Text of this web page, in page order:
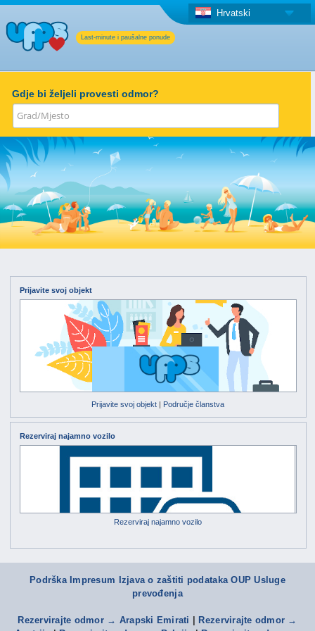
Last-minute i paušalne ponude
Hrvatski
Gdje bi željeli provesti odmor?
Prijavite svoj objekt
Prijavite svoj objekt Područje članstva
Rezerviraj najamno vozilo
Rezerviraj najamno vozilo
Podrška Impresum Izjava o zaštiti podataka OUP Usluge
prevođenja
Rezervirajte odmor → Arapski Emirati
Rezervirajte odmor →